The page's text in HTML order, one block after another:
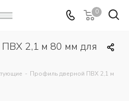
0
2,1 м 80 мм для
- Профиль дверной ПВХ 2,1 м